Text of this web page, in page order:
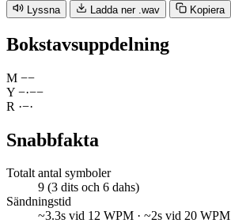
Lyssna Ladda ner .wav Kopiera
Bokstavsuppdelning
M −−
Y −·−−
R ·−·
Snabbfakta
Totalt antal symboler
9 (3 dits och 6 dahs)
Sändningstid
~3.3s vid 12 WPM · ~2s vid 20 WPM